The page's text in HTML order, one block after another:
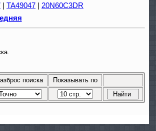
| TA49047 | 20N60C3DR
поиска Показывать по